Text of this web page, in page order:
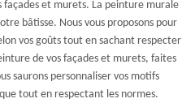
et murets. La peinture murale
bâtisse. Nous vous proposons pour
vos goûts tout en sachant respecter
de vos façades et murets, faites
saurons personnaliser vos motifs
tout en respectant les normes.